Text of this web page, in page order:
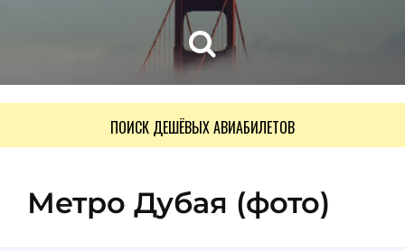
ПОИСК ДЕШЁВЫХ АВИАБИЛЕТОВ
Метро Дубая (фото)